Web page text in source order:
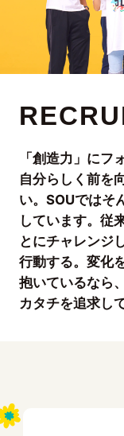
「創造力」にフ
自分らしく前を
い。SOUではそ
しています。従
とにチャレンジ
行動する。変化
抱いているなら
カタチを追求し